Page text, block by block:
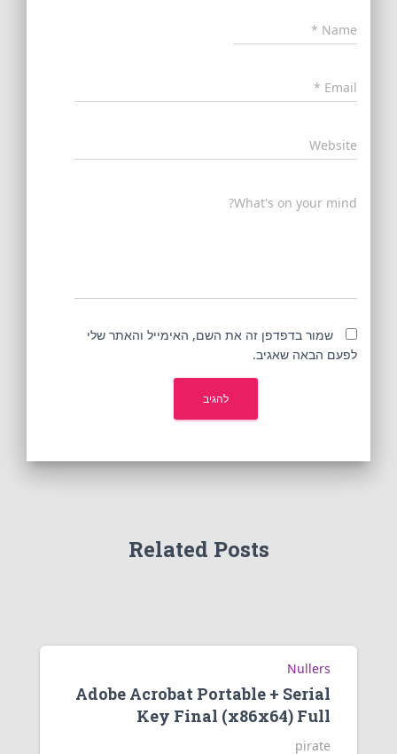
*
*
Website
What's on your mind?
שמור בדפדפן זה את השם, האימייל והאתר שלי
לפעם הבאה שאגיב.
Related Posts
Nullers
Adobe Acrobat Portable + Serial
Key Final (x86x64) Full